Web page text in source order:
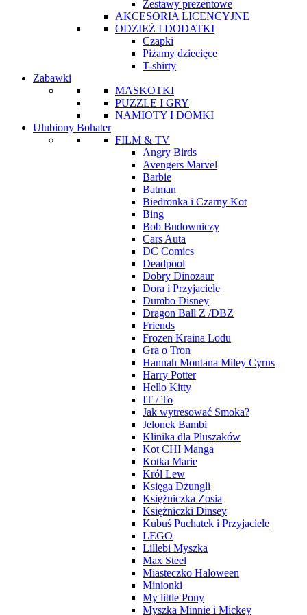
Zestawy prezentowe
AKCESORIA LICENCYJNE
ODZIEŻ I DODATKI
Czapki
Piżamy dziecięce
T-shirty
Zabawki
MASKOTKI
PUZZLE I GRY
NAMIOTY I DOMKI
Ulubiony Bohater
FILM & TV
Angry Birds
Avengers Marvel
Barbie
Batman
Biedronka i Czarny Kot
Bing
Bob Budowniczy
Cars Auta
DC Comics
Deadpool
Dobry Dinozaur
Dora i Przyjaciele
Dumbo Disney
Dragon Ball Z /DBZ
Friends
Frozen Kraina Lodu
Gra o Tron
Hannah Montana Miley Cyrus
Harry Potter
Hello Kitty
IT / To
Jak wytresować Smoka?
Jelonek Bambi
Klinika dla Pluszaków
Kot CHI Manga
Kotka Marie
Król Lew
Księga Dżungli
Księżniczka Zosia
Księżniczki Dinsey
Kubuś Puchatek i Przyjaciele
LEGO
Lillebi Myszka
Max Steel
Miasteczko Haloween
Minionki
My little Pony
Myszka Minnie i Mickey